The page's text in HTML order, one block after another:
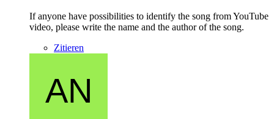
If anyone have possibilities to identify the song from YouTube
video, please write the name and the author of the song.
Zitieren